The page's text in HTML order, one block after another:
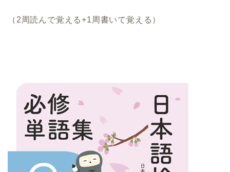
（2周読んで覚える+1周書いて覚える）